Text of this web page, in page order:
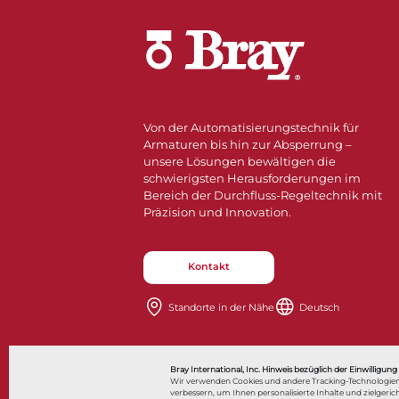
Bray International, Inc. Hinweis bezüglich der Einwilligung
Wir verwenden Cookies und andere Tracking-
verbessern, um Ihnen personalisierte Inhalte und
Von der Automatisierungstechnik für
Armaturen bis hin zur Absperrung –
unsere Lösungen bewältigen die
schwierigsten Herausforderungen im
Bereich der Durchfluss-Regeltechnik mit
Präzision und Innovation.
Kontakt
Standorte in der Nähe​​​​​​​ Deutsch
Also of Interest